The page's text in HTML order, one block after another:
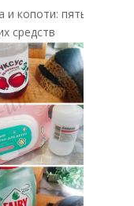
копоти: пять
средств